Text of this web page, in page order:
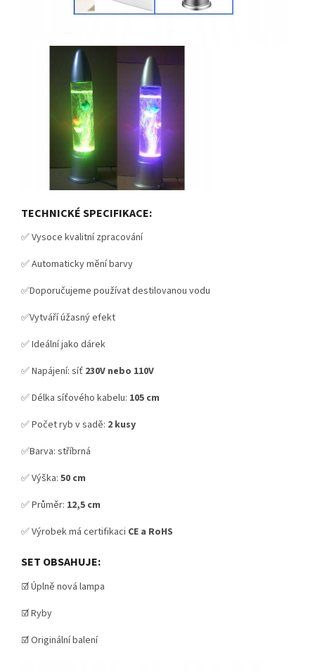
TECHNICKÉ SPECIFIKACE:
✅ Vysoce kvalitní zpracování
✅ Automaticky mění barvy
✅Doporučujeme používat destilovanou vodu
✅Vytváří úžasný efekt
✅ Ideální jako dárek
✅ Napájení: síť 230V nebo 110V
✅ Délka síťového kabelu: 105 cm
✅ Počet ryb v sadě: 2 kusy
✅Barva: stříbrná
✅ Výška: 50 cm
✅ Průměr: 12,5 cm
✅ Výrobek má certifikaci CE a RoHS
SET OBSAHUJE:
☑️ Úplně nová lampa
☑️ Ryby
☑️ Originální balení